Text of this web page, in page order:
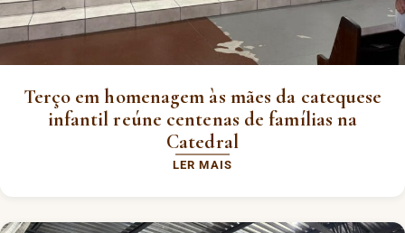
Terço em homenagem às mães da catequese
infantil reúne centenas de famílias na
Catedral
LER MAIS